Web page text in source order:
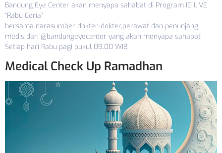
Bandung Eye Center akan menyapa sahabat di Program IG LIVE
“Rabu Ceria”
bersama narasumber dokter-dokter,perawat dan penunjang
medis dari @bandungeyecenter yang akan menyapa sahabat
Setiap hari Rabu pagi pukul 09.00 WIB.
Medical Check Up Ramadhan